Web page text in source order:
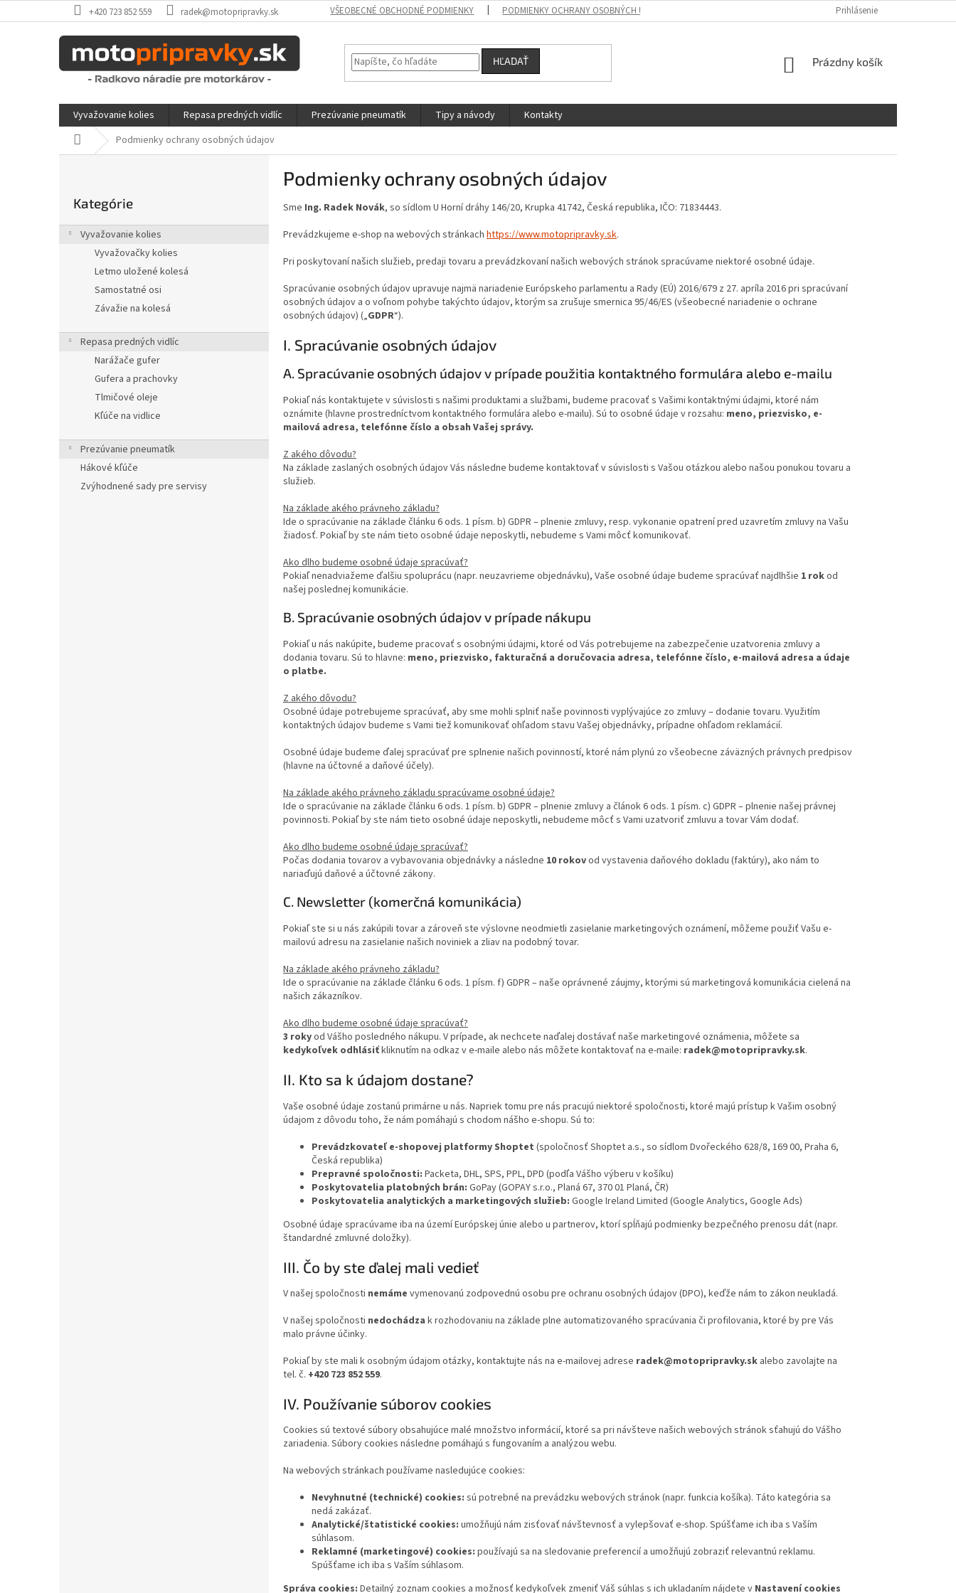
na
+420 723 852 559 radek@motopripravky.sk VŠEOBECNÉ OBCHODNÉ PODMIENKY PODMIENKY OCHRANY OSOBNÝCH ÚDAJOV Prihlásenie
HĽADAŤ
NÁKUPNÝ
Prázdny košík
Vyvažovanie kolies Repasa predných vidlíc Prezúvanie pneumatík Tipy a návody
Kontakty
DomovPodmienky ochrany osobných údajov
ý
kategórie
Kategórie
Vyvažovanie kolies
Vyvažovačky kolies
Letmo uložené kolesá
Samostatné osi
Závažie na kolesá
Repasa predných vidlíc
Narážače gufer
Gufera a prachovky
Tlmičové oleje
Kľúče na vidlice
Prezúvanie pneumatík
Hákové kľúče
Zvýhodnené sady pre servisy
Podmienky ochrany osobných údajov
Sme Ing. Radek Novák, so sídlom U Horní dráhy 146/20, Krupka 41742, Česká republika, IČO: 71834443.
Prevádzkujeme e-shop na webových stránkach https://www.motopripravky.sk.
Pri poskytovaní našich služieb, predaji tovaru a prevádzkovaní našich webových stránok spracúvame niektoré osobné údaje.
Spracúvanie osobných údajov upravuje najmä nariadenie Európskeho parlamentu a Rady (EÚ) 2016/679 z 27. apríla 2016 pri spracúvaní
osobných údajov a o voľnom pohybe takýchto údajov, ktorým sa zrušuje smernica 95/46/ES (všeobecné nariadenie o ochrane
osobných údajov) („GDPR“).
I. Spracúvanie osobných údajov
A. Spracúvanie osobných údajov v prípade použitia kontaktného formulára alebo e-mailu
Pokiaľ nás kontaktujete v súvislosti s našimi produktami a službami, budeme pracovať s Vašimi kontaktnými údajmi, ktoré nám
oznámite (hlavne prostredníctvom kontaktného formulára alebo e-mailu). Sú to osobné údaje v rozsahu: meno, priezvisko, e-
mailová adresa, telefónne číslo a obsah Vašej správy.
Z akého dôvodu?
Na základe zaslaných osobných údajov Vás následne budeme kontaktovať v súvislosti s Vašou otázkou alebo našou ponukou tovaru a
služieb.
Na základe akého právneho základu?
Ide o spracúvanie na základe článku 6 ods. 1 písm. b) GDPR – plnenie zmluvy, resp. vykonanie opatrení pred uzavretím zmluvy na Vašu
žiadosť. Pokiaľ by ste nám tieto osobné údaje neposkytli, nebudeme s Vami môcť komunikovať.
Ako dlho budeme osobné údaje spracúvať?
Pokiaľ nenadviažeme ďalšiu spoluprácu (napr. neuzavrieme objednávku), Vaše osobné údaje budeme spracúvať najdlhšie 1 rokod
našej poslednej komunikácie.
B. Spracúvanie osobných údajov v prípade nákupu
Pokiaľ u nás nakúpite, budeme pracovať s osobnými údajmi, ktoré od Vás potrebujeme na zabezpečenie uzatvorenia zmluvy a
dodania tovaru. Sú to hlavne: meno, priezvisko, fakturačná a doručovacia adresa, telefónne číslo, e-mailová adresa a údaje
o platbe.
Z akého dôvodu?
Osobné údaje potrebujeme spracúvať, aby sme mohli splniť naše povinnosti vyplývajúce zo zmluvy – dodanie tovaru. Využitím
kontaktných údajov budeme s Vami tiež komunikovať ohľadom stavu Vašej objednávky, prípadne ohľadom reklamácií.
Osobné údaje budeme ďalej spracúvať pre splnenie našich povinností, ktoré nám plynú zo všeobecne záväzných právnych predpisov
(hlavne na účtovné a daňové účely).
Na základe akého právneho základu spracúvame osobné údaje?
Ide o spracúvanie na základe článku 6 ods. 1 písm. b) GDPR – plnenie zmluvy a článok 6 ods. 1 písm. c) GDPR – plnenie našej právnej
povinnosti. Pokiaľ by ste nám tieto osobné údaje neposkytli, nebudeme môcť s Vami uzatvoriť zmluvu a tovar Vám dodať.
Ako dlho budeme osobné údaje spracúvať?
Počas dodania tovarov a vybavovania objednávky a následne 10 rokovod vystavenia daňového dokladu (faktúry), ako nám to
nariaďujú daňové a účtovné zákony.
C. Newsletter (komerčná komunikácia)
Pokiaľ ste si u nás zakúpili tovar a zároveň ste výslovne neodmietli zasielanie marketingových oznámení, môžeme použiť Vašu e-
mailovú adresu na zasielanie našich noviniek a zliav na podobný tovar.
Na základe akého právneho základu?
Ide o spracúvanie na základe článku 6 ods. 1 písm. f) GDPR – naše oprávnené záujmy, ktorými sú marketingová komunikácia cielená na
našich zákazníkov.
Ako dlho budeme osobné údaje spracúvať?
3 rokyod Vášho posledného nákupu. V prípade, ak nechcete naďalej dostávať naše marketingové oznámenia, môžete sa
kedykoľvek odhlásiťkliknutím na odkaz v e-maile alebo nás môžete kontaktovať na e-maile: radek@motopripravky.sk.
II. Kto sa k údajom dostane?
Vaše osobné údaje zostanú primárne u nás. Napriek tomu pre nás pracujú niektoré spoločnosti, ktoré majú prístup k Vašim osobný
údajom z dôvodu toho, že nám pomáhajú s chodom nášho e-shopu. Sú to:
Prevádzkovateľ e-shopovej platformy Shoptet (spoločnosť Shoptet a.s., so sídlom Dvořeckého 628/8, 169 00, Praha 6,
Česká republika)
Prepravné spoločnosti: Packeta, DHL, SPS, PPL, DPD (podľa Vášho výberu v košíku)
Poskytovatelia platobných brán: GoPay (GOPAY s.r.o., Planá 67, 370 01 Planá, ČR)
Poskytovatelia analytických a marketingových služieb: Google Ireland Limited (Google Analytics, Google Ads)
Osobné údaje spracúvame iba na území Európskej únie alebo u partnerov, ktorí spĺňajú podmienky bezpečného prenosu dát (napr.
štandardné zmluvné doložky).
III. Čo by ste ďalej mali vedieť
V našej spoločnosti nemáme vymenovanú zodpovednú osobu pre ochranu osobných údajov (DPO), keďže nám to zákon neukladá.
V našej spoločnosti nedochádza k rozhodovaniu na základe plne automatizovaného spracúvania či profilovania, ktoré by pre Vás
malo právne účinky.
Pokiaľ by ste mali k osobným údajom otázky, kontaktujte nás na e-mailovej adrese radek@motopripravky.sk alebo zavolajte na
tel. č. +420 723 852 559.
IV. Používanie súborov cookies
Cookies sú textové súbory obsahujúce malé množstvo informácií, ktoré sa pri návšteve našich webových stránok sťahujú do Vášho
zariadenia. Súbory cookies následne pomáhajú s fungovaním a analýzou webu.
Na webových stránkach používame nasledujúce cookies:
Nevyhnutné (technické) cookies: sú potrebné na prevádzku webových stránok (napr. funkcia košíka). Táto kategória sa
nedá zakázať.
Analytické/štatistické cookies: umožňujú nám zisťovať návštevnosť a vylepšovať e-shop. Spúšťame ich iba s Vaším
súhlasom.
Reklamné (marketingové) cookies: používajú sa na sledovanie preferencií a umožňujú zobraziť relevantnú reklamu.
Spúšťame ich iba s Vaším súhlasom.
Správa cookies: Detailný zoznam cookies a možnosť kedykoľvek zmeniť Váš súhlas s ich ukladaním nájdete v Nastavení cookies